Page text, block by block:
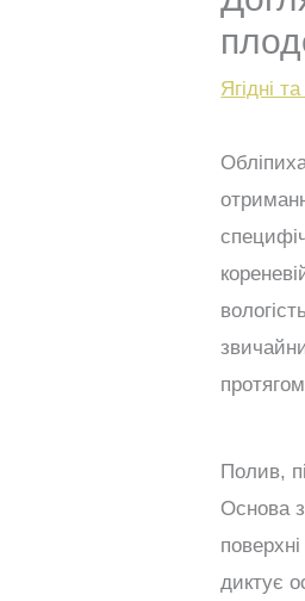
Ягідні
Полив,
Основа
диктує